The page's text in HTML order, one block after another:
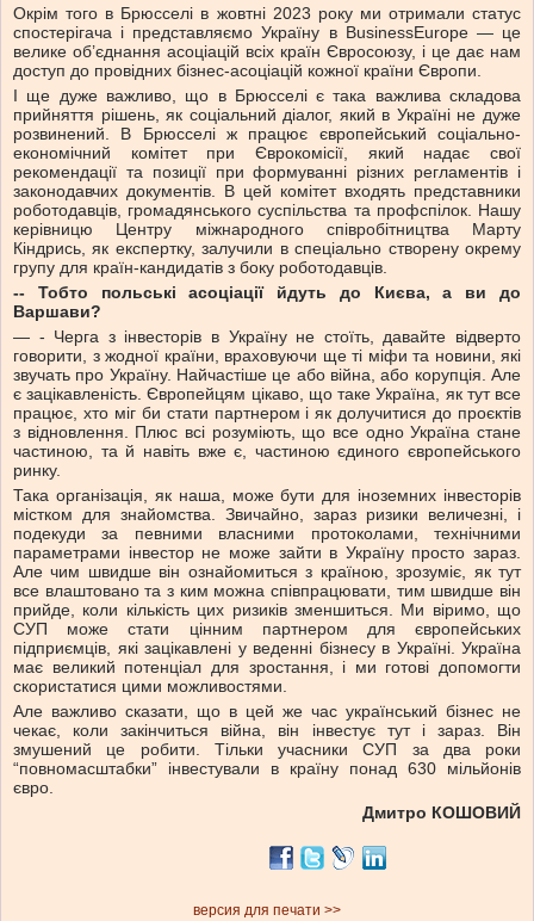
Окрім того в Брюсселі в жовтні 2023 року ми отримали статус
спостерігача і представляємо Україну в BusinessEurope — це
велике об’єднання асоціацій всіх країн Євросоюзу, і це дає нам
доступ до провідних бізнес-асоціацій кожної країни Європи.
І ще дуже важливо, що в Брюсселі є така важлива складова
прийняття рішень, як соціальний діалог, який в Україні не дуже
розвинений. В Брюсселі ж працює європейський соціально-
економічний комітет при Єврокомісії, який надає свої
рекомендації та позиції при формуванні різних регламентів і
законодавчих документів. В цей комітет входять представники
роботодавців, громадянського суспільства та профспілок. Нашу
керівницю Центру міжнародного співробітництва Марту
Кіндрись, як експертку, залучили в спеціально створену окрему
групу для країн-кандидатів з боку роботодавців.
-- Тобто польські асоціації йдуть до Києва, а ви до
Варшави?
— - Черга з інвесторів в Україну не стоїть, давайте відверто
говорити, з жодної країни, враховуючи ще ті міфи та новини, які
звучать про Україну. Найчастіше це або війна, або корупція. Але
є зацікавленість. Європейцям цікаво, що таке Україна, як тут все
працює, хто міг би стати партнером і як долучитися до проєктів
з відновлення. Плюс всі розуміють, що все одно Україна стане
частиною, та й навіть вже є, частиною єдиного європейського
ринку.
Така організація, як наша, може бути для іноземних інвесторів
містком для знайомства. Звичайно, зараз ризики величезні, і
подекуди за певними власними протоколами, технічними
параметрами інвестор не може зайти в Україну просто зараз.
Але чим швидше він ознайомиться з країною, зрозуміє, як тут
все влаштовано та з ким можна співпрацювати, тим швидше він
прийде, коли кількість цих ризиків зменшиться. Ми віримо, що
СУП може стати цінним партнером для європейських
підприємців, які зацікавлені у веденні бізнесу в Україні. Україна
має великий потенціал для зростання, і ми готові допомогти
скористатися цими можливостями.
Але важливо сказати, що в цей же час український бізнес не
чекає, коли закінчиться війна, він інвестує тут і зараз. Він
змушений це робити. Тільки учасники СУП за два роки
“повномасштабки” інвестували в країну понад 630 мільйонів
євро.
Дмитро КОШОВИЙ
версия для печати >>